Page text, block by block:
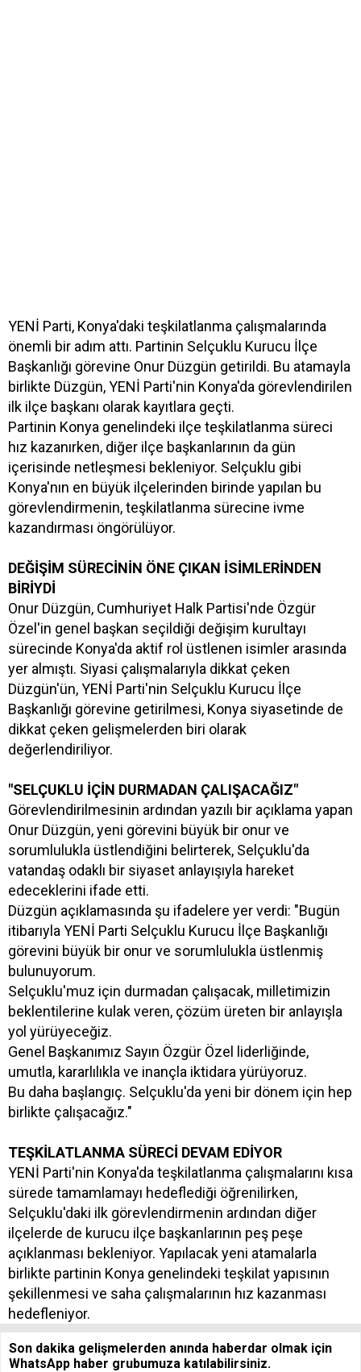
YENİ Parti, Konya'daki teşkilatlanma çalışmalarında
önemli bir adım attı. Partinin Selçuklu Kurucu İlçe
Başkanlığı görevine Onur Düzgün getirildi. Bu atamayla
birlikte Düzgün, YENİ Parti'nin Konya'da görevlendirilen
ilk ilçe başkanı olarak kayıtlara geçti.
Partinin Konya genelindeki ilçe teşkilatlanma süreci
hız kazanırken, diğer ilçe başkanlarının da gün
içerisinde netleşmesi bekleniyor. Selçuklu gibi
Konya'nın en büyük ilçelerinden birinde yapılan bu
görevlendirmenin, teşkilatlanma sürecine ivme
kazandırması öngörülüyor.
DEĞİŞİM SÜRECİNİN ÖNE ÇIKAN İSİMLERİNDEN
BİRİYDİ
Onur Düzgün, Cumhuriyet Halk Partisi'nde Özgür
Özel'in genel başkan seçildiği değişim kurultayı
sürecinde Konya'da aktif rol üstlenen isimler arasında
yer almıştı. Siyasi çalışmalarıyla dikkat çeken
Düzgün'ün, YENİ Parti'nin Selçuklu Kurucu İlçe
Başkanlığı görevine getirilmesi, Konya siyasetinde de
dikkat çeken gelişmelerden biri olarak
değerlendiriliyor.
"SELÇUKLU İÇİN DURMADAN ÇALIŞACAĞIZ"
Görevlendirilmesinin ardından yazılı bir açıklama yapan
Onur Düzgün, yeni görevini büyük bir onur ve
sorumlulukla üstlendiğini belirterek, Selçuklu'da
vatandaş odaklı bir siyaset anlayışıyla hareket
edeceklerini ifade etti.
Düzgün açıklamasında şu ifadelere yer verdi: "Bugün
itibarıyla YENİ Parti Selçuklu Kurucu İlçe Başkanlığı
görevini büyük bir onur ve sorumlulukla üstlenmiş
bulunuyorum.
Selçuklu'muz için durmadan çalışacak, milletimizin
beklentilerine kulak veren, çözüm üreten bir anlayışla
yol yürüyeceğiz.
Genel Başkanımız Sayın Özgür Özel liderliğinde,
umutla, kararlılıkla ve inançla iktidara yürüyoruz.
Bu daha başlangıç. Selçuklu'da yeni bir dönem için hep
birlikte çalışacağız."
TEŞKİLATLANMA SÜRECİ DEVAM EDİYOR
YENİ Parti'nin Konya'da teşkilatlanma çalışmalarını kısa
sürede tamamlamayı hedeflediği öğrenilirken,
Selçuklu'daki ilk görevlendirmenin ardından diğer
ilçelerde de kurucu ilçe başkanlarının peş peşe
açıklanması bekleniyor. Yapılacak yeni atamalarla
birlikte partinin Konya genelindeki teşkilat yapısının
şekillenmesi ve saha çalışmalarının hız kazanması
hedefleniyor.
Son dakika gelişmelerden anında haberdar olmak için
WhatsApp haber grubumuza katılabilirsiniz.